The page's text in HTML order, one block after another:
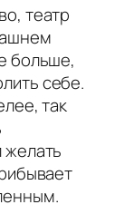
театр
больше,
себе.
так
желать